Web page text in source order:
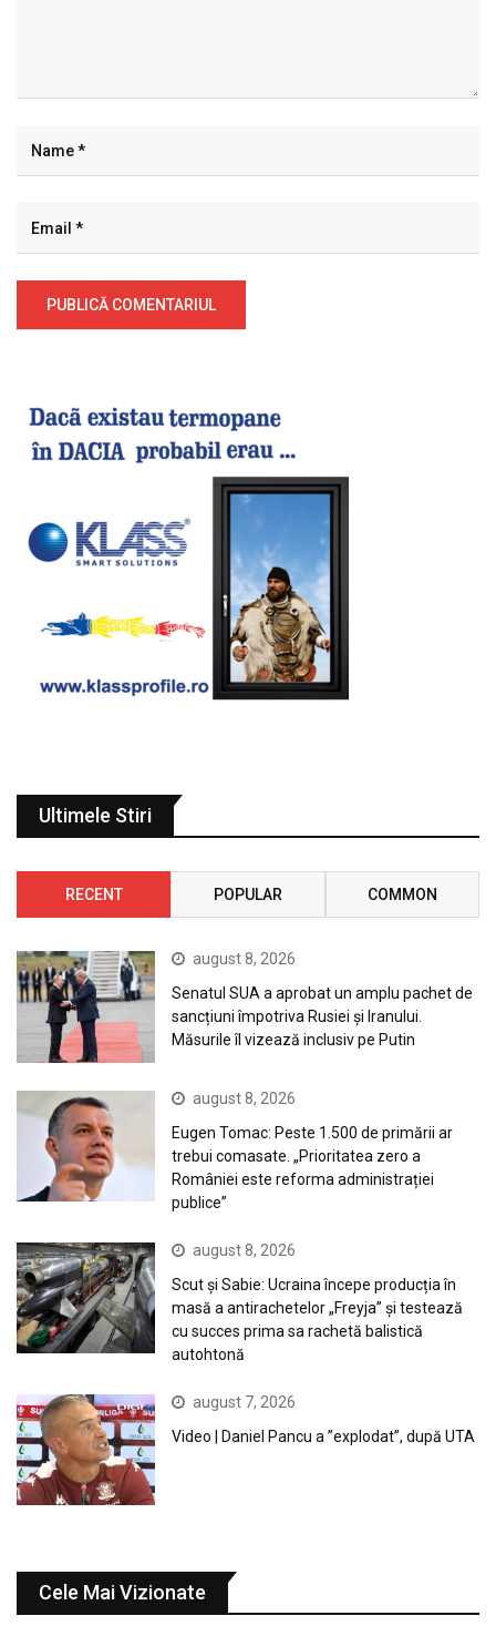
Ultimele Stiri
RECENT POPULAR COMMON
august 8, 2026
Senatul SUA a aprobat un amplu pachet de
sancțiuni împotriva Rusiei și Iranului.
Măsurile îl vizează inclusiv pe Putin
august 8, 2026
Eugen Tomac: Peste 1.500 de primării ar
trebui comasate. „Prioritatea zero a
României este reforma administrației
publice”
august 8, 2026
Scut și Sabie: Ucraina începe producția în
masă a antirachetelor „Freyja” și testează
cu succes prima sa rachetă balistică
autohtonă
august 7, 2026
Video | Daniel Pancu a ”explodat”, după UTA
Cele Mai Vizionate